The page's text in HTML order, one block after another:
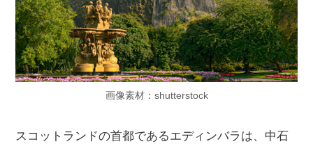
画像素材：shutterstock
スコットランドの首都であるエディンバラは、中石